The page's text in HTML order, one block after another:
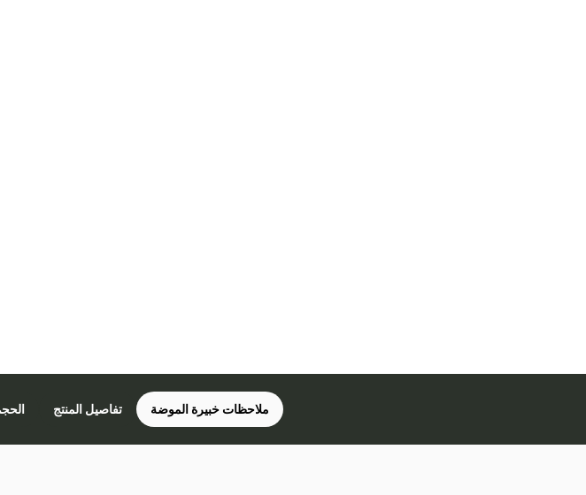
ملاحظات خبيرة الموضة تفاصيل المنتج